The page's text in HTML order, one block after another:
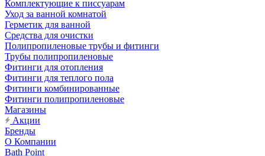
Комплектующие к писсуарам
Уход за ванной комнатой
Герметик для ванной
Средства для очистки
Полипропиленовые трубы и фитинги
Трубы полипропиленовые
Фитинги для отопления
Фитинги для теплого пола
Фитинги комбинированные
Фитинги полипропиленовые
Магазины
Акции
Бренды
О Компании
Bath Point